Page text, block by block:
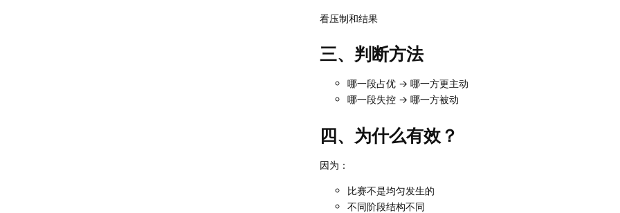
看压制和结果
三、判断方法
哪一段占优 → 哪一方更主动
哪一段失控 → 哪一方被动
四、为什么有效？
因为：
比赛不是均匀发生的
不同阶段结构不同